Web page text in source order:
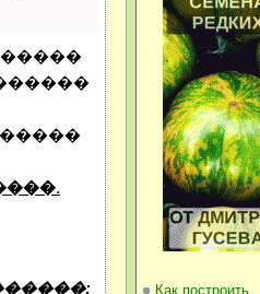
.
Как построить